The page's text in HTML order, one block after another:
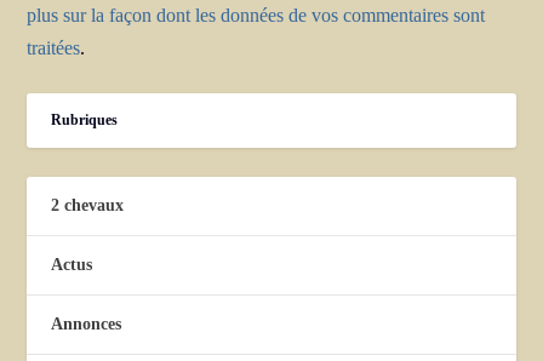
plus sur la façon dont les données de vos commentaires sont
traitées.
Rubriques
2 chevaux
Actus
Annonces